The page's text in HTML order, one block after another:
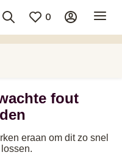
0
fout
eraan om dit zo snel